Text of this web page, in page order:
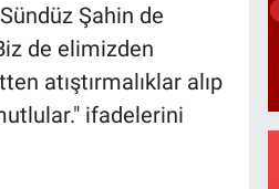
Şahin de
de elimizden
atıştırmalıklar alıp
ifadelerini